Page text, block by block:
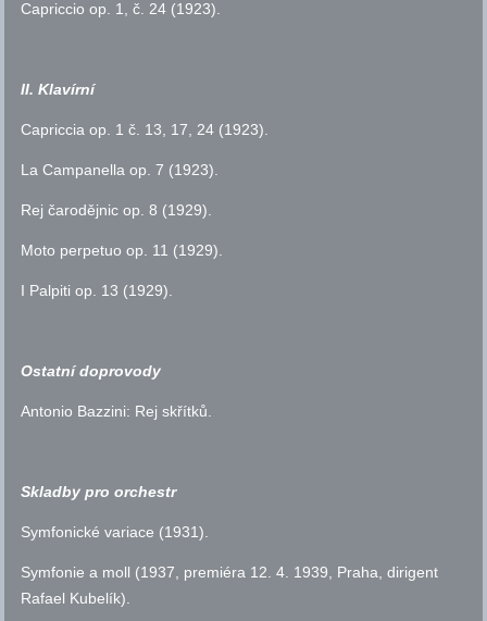
Capriccioop. 1,č. 24 (1923).
II. Klavírní
Capricciaop. 1č. 13, 17, 24 (1923).
La Campanellaop. 7 (1923).
Rej čarodějnicop. 8 (1929).
Moto perpetuoop. 11 (1929).
I Palpitiop. 13 (1929).
Ostatní doprovody
Antonio Bazzini: Rej skřítků.
Skladby pro orchestr
Symfonické variace (1931).
Symfonie a moll (1937, premiéra 12. 4. 1939, Praha, dirigent
Rafael Kubelík).